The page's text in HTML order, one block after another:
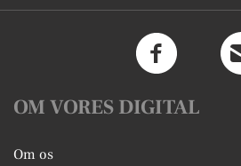
OM VORES DIGITAL
Om os